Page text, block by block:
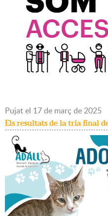
Pujatel 17de març de 2025
Els resultats de la tria final